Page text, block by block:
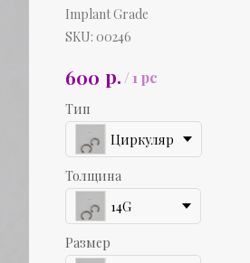
Implant Grade
SKU: 00246
600 р./1 pc
Тип
Циркуляр
Толщина
14G
Размер